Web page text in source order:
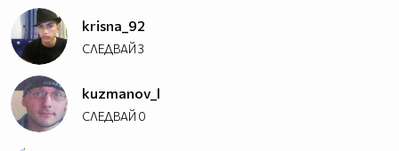
krisna_92
СЛЕДВАЙ3
kuzmanov_l
СЛЕДВАЙ 0